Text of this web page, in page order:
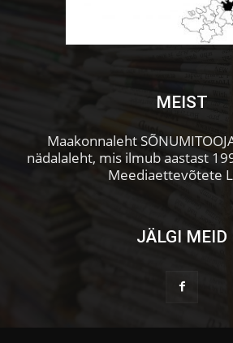
MEIST
Maakonnaleht
nädalaleht, mis ilmub aastast
Meediaettevõtete
JÄLGI MEID